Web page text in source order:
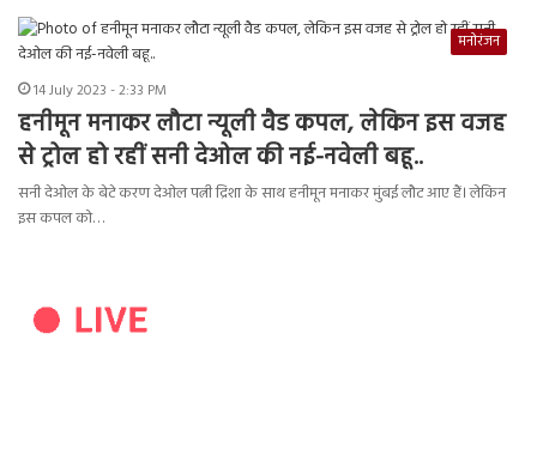
मनोरंजन
14 July 2023 - 2:33 PM
हनीमून मनाकर लौटा न्यूली वैड कपल, लेकिन इस वजह
से ट्रोल हो रहीं सनी देओल की नई-नवेली बहू..
सनी देओल के बेटे करण देओल पत्नी द्रिशा के साथ हनीमून मनाकर मुंबई लौट आए हैं। लेकिन
इस कपल को…